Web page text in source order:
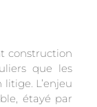
construction
que les
L’enjeu
étayé par